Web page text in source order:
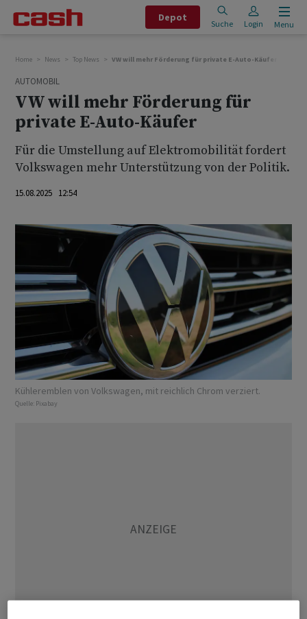
Depot
Suche Login Menu
Home News Top News VW will mehr Förderung für private E-Auto-Käufer
AUTOMOBIL
VW will mehr Förderung für
private E-Auto-Käufer
Für die Umstellung auf Elektromobilität fordert
Volkswagen mehr Unterstützung von der Politik.
15.08.2025 12:54
Kühleremblen von Volkswagen, mit reichlich Chrom verziert.
Quelle: Pixabay